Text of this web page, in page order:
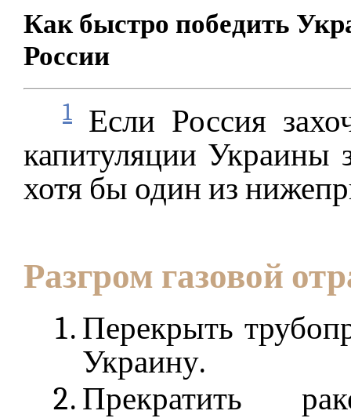
Как быстро победить
России
1 Если Россия
капитуляции Украины
хотя бы один из
Разгром газовой
Перекрыть
Украину.
Прекратить